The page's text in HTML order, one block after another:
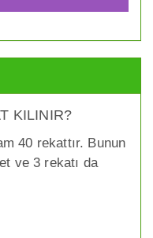
KILINIR?
40 rekattır. Bunun
ve 3 rekatı da